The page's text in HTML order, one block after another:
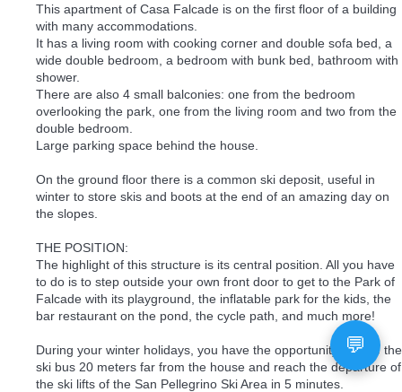
This apartment of Casa Falcade is on the first floor of a building
with many accommodations.
It has a living room with cooking corner and double sofa bed, a
wide double bedroom, a bedroom with bunk bed, bathroom with
shower.
There are also 4 small balconies: one from the bedroom
overlooking the park, one from the living room and two from the
double bedroom.
Large parking space behind the house.
On the ground floor there is a common ski deposit, useful in
winter to store skis and boots at the end of an amazing day on
the slopes.
THE POSITION:
The highlight of this structure is its central position. All you have
to do is to step outside your own front door to get to the Park of
Falcade with its playground, the inflatable park for the kids, the
bar restaurant on the pond, the cycle path, and much more!
During your winter holidays, you have the opportunity to take the
ski bus 20 meters far from the house and reach the departure of
the ski lifts of the San Pellegrino Ski Area in 5 minutes.